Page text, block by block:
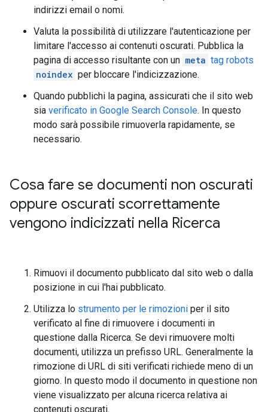
indirizzi email o nomi.
Valuta la possibilità di utilizzare l'autenticazione per
limitare l'accesso ai contenuti oscurati. Pubblica la
pagina di accesso risultante con un meta tag robots
noindex per bloccare l'indicizzazione.
Quando pubblichi la pagina, assicurati che il sito web
sia verificato in Google Search Console. In questo
modo sarà possibile rimuoverla rapidamente, se
necessario.
Cosa fare se documenti non oscurati
oppure oscurati scorrettamente
vengono indicizzati nella Ricerca
Rimuovi il documento pubblicato dal sito web o dalla
posizione in cui l'hai pubblicato.
Utilizza lo strumento per le rimozioni per il sito
verificato al fine di rimuovere i documenti in
questione dalla Ricerca. Se devi rimuovere molti
documenti, utilizza un prefisso URL. Generalmente la
rimozione di URL di siti verificati richiede meno di un
giorno. In questo modo il documento in questione non
viene visualizzato per alcuna ricerca relativa ai
contenuti oscurati.